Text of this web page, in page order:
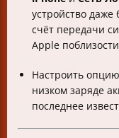
устройство даже
счёт передачи
Apple
Настроить опцию
низком заряде
последнее